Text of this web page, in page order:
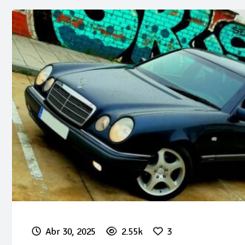
Abr 30, 2025 2.55k 3